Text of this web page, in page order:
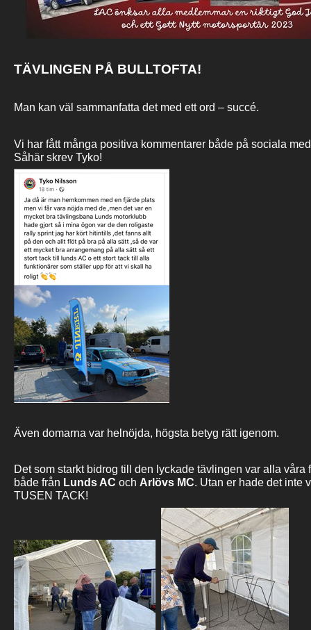
TÄVLINGEN PÅ BULLTOFTA!
Man kan väl sammanfatta det med ett ord – succé.
Vi har fått många positiva kommentarer både på sociala
Såhär skrev Tyko!
Även domarna var helnöjda, högsta betyg rätt igenom.
Det som starkt bidrog till den lyckade tävlingen var alla våra
både från Lunds AC och Arlövs MC. Utan er hade det inte
TUSEN TACK!